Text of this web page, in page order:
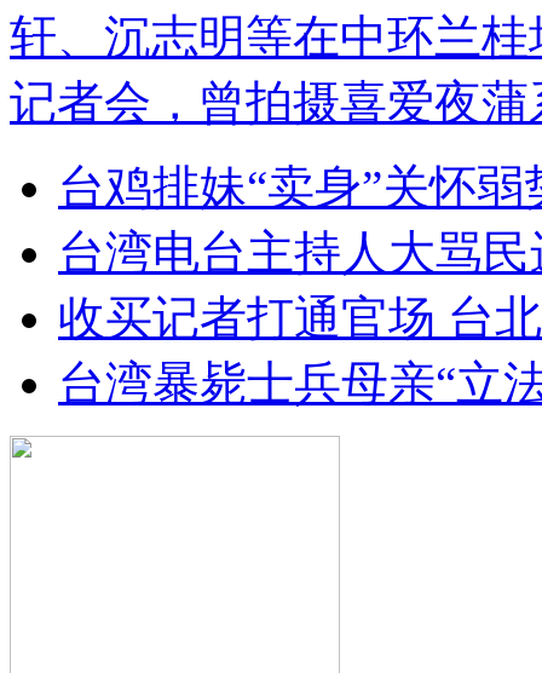
轩、沉志明等在中环兰
记者会，曾拍摄喜爱夜
台鸡排妹“卖身”关怀
台湾电台主持人大骂
收买记者打通官场 台
台湾暴毙士兵母亲“立